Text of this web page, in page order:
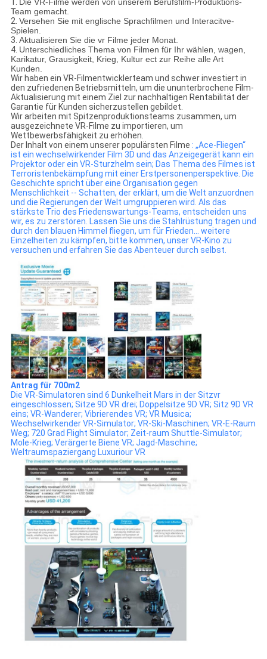
1. Die VR-Filme werden von unserem Berufsfilm-Produktions-
Team gemacht.
2. Versehen Sie mit englische Sprachfilmen und Interacitve-
Spielen.
3. Aktualisieren Sie die vr Filme jeder Monat.
4. Unterschiedliches Thema von Filmen für Ihr wählen, wagen,
Karikatur, Grausigkeit, Krieg, Kultur ect zur Reihe alle Art
Kunden.
Wir haben ein VR-Filmentwicklerteam und schwer investiert in
den zufriedenen Betriebsmitteln, um die ununterbrochene Film-
Aktualisierung mit einem Ziel zur nachhaltigen Rentabilität der
Garantie für Kunden sicherzustellen gebildet.
Wir arbeiten mit Spitzenproduktionsteams zusammen, um
ausgezeichnete VR-Filme zu importieren, um
Wettbewerbsfähigkeit zu erhöhen.
Der Inhalt von einem unserer populärsten Filme : „Ace-Fliegen“
ist ein wechselwirkender Film 3D und das Anzeigegerät kann ein
Projektor oder ein VR-Sturzhelm sein; Das Thema des Filmes ist
Terroristenbekämpfung mit einer Erstpersonenperspektive. Die
Geschichte spricht über eine Organisation gegen
Menschlichkeit -- Schatten, der erklärt, um die Welt anzuordnen
und die Regierungen der Welt umgruppieren wird. Als das
stärkste Trio des Friedenswartungs-Teams, entscheiden uns
wir, es zu zerstören. Lassen Sie uns die Stahlrüstung tragen und
durch den blauen Himmel fliegen, um für Frieden… weitere
Einzelheiten zu kämpfen, bitte kommen, unser VR-Kino zu
versuchen und erfahren Sie das Abenteuer durch selbst.
Antrag für 700m2
Die VR-Simulatoren sind 6 Dunkelheit Mars in der Sitzvr
eingeschlossen; Sitze 9D VR drei; Doppelsitze 9D VR; Sitz 9D VR
eins; VR-Wanderer; Vibrierendes VR; VR Musica;
Wechselwirkender VR-Simulator; VR-Ski-Maschinen; VR-E-Raum
Weg; 720 Grad Flight Simulator; Zeit-raum Shuttle-Simulator;
Mole-Krieg; Verärgerte Biene VR; Jagd-Maschine;
Weltraumspaziergang Luxuriour VR